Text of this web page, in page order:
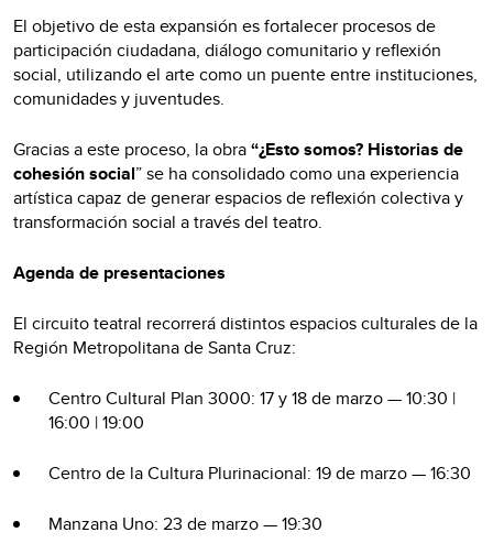
El objetivo de esta expansión es fortalecer procesos de
participación ciudadana, diálogo comunitario y reflexión
social, utilizando el arte como un puente entre instituciones,
comunidades y juventudes.
Gracias a este proceso, la obra“¿Esto somos? Historias de
cohesión social” se ha consolidado como una experiencia
artística capaz de generar espacios de reflexión colectiva y
transformación social a través del teatro.
Agenda de presentaciones
El circuito teatral recorrerá distintos espacios culturales de la
Región Metropolitana de Santa Cruz:
Centro Cultural Plan 3000: 17 y 18 de marzo — 10:30 |
16:00 | 19:00
Centro de la Cultura Plurinacional: 19 de marzo — 16:30
Manzana Uno: 23 de marzo — 19:30